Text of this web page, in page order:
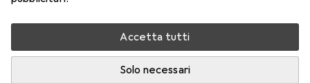
Accetta tutti
Solo necessari
Consegna tra ven, 14/8 e mar, 18/8
Più di 10 pezzi in stock presso il fornitore